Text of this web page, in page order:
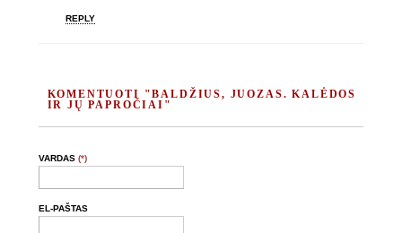
REPLY
KOMENTUOTI "BALDŽIUS, JUOZAS. KALĖDOS
IR JŲ PAPROČIAI"
VARDAS (*)
EL-PAŠTAS